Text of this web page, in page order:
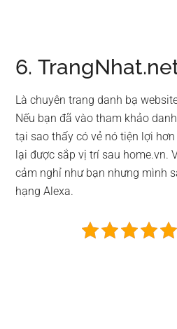
6.
Là chuyên trang danh bạ
Nếu bạn đã vào tham khảo
tại sao thấy có vẻ nó tiện lợi
lại được sắp vị trí sau home.vn.
cảm nghỉ như bạn nhưng mình
hạng Alexa.